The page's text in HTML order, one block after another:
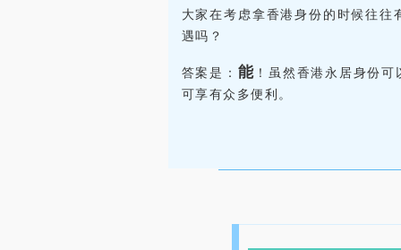
大家在考虑拿香港身份的时候往
遇吗？
答案是： 能 ！虽然香港永居身份
可享有众多便利。